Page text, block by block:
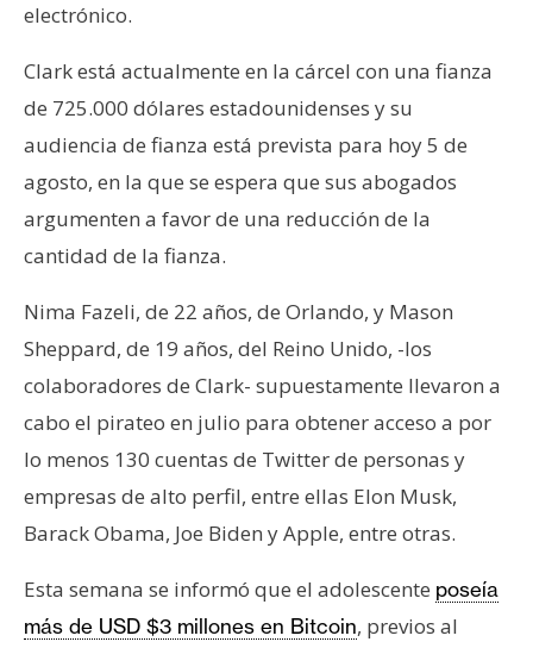
l
i
i
s
N
o
a
s
d
e
P
r
e
n
a
electrónico.
Clark está actualmente en la cárcel con una fianza
de 725.000 dólares estadounidenses y su
audiencia de fianza está prevista para hoy 5 de
agosto, en la que se espera que sus abogados
argumenten a favor de una reducción de la
cantidad de la fianza.
Nima Fazeli, de 22 años, de Orlando, y Mason
Sheppard, de 19 años, del Reino Unido, -los
colaboradores de Clark- supuestamente llevaron a
cabo el pirateo en julio para obtener acceso a por
lo menos 130 cuentas de Twitter de personas y
empresas de alto perfil, entre ellas Elon Musk,
Barack Obama, Joe Biden y Apple, entre otras.
Esta semana se informó que el adolescente poseía
más de USD $3 millones en Bitcoin, previos al